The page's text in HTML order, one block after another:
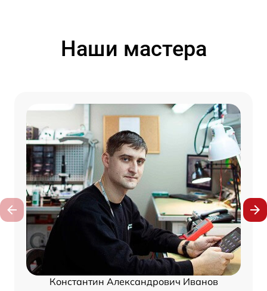
Наши мастера
Константин Александрович Иванов